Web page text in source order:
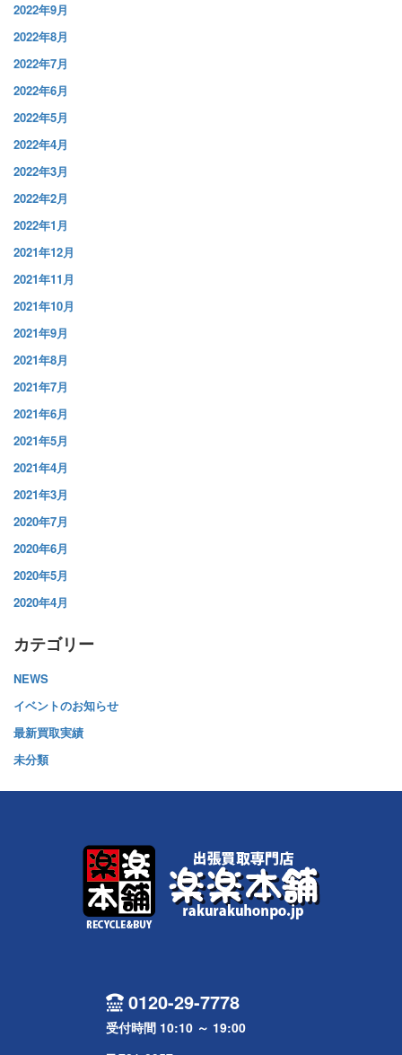
2022年9月
2022年8月
2022年7月
2022年6月
2022年5月
2022年4月
2022年3月
2022年2月
2022年1月
2021年12月
2021年11月
2021年10月
2021年9月
2021年8月
2021年7月
2021年6月
2021年5月
2021年4月
2021年3月
2020年7月
2020年6月
2020年5月
2020年4月
カテゴリー
NEWS
イベントのお知らせ
最新買取実績
未分類
0120-29-7778
受付時間 10:10 ～ 19:00